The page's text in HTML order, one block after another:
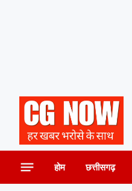
होम छत्तीसगढ़